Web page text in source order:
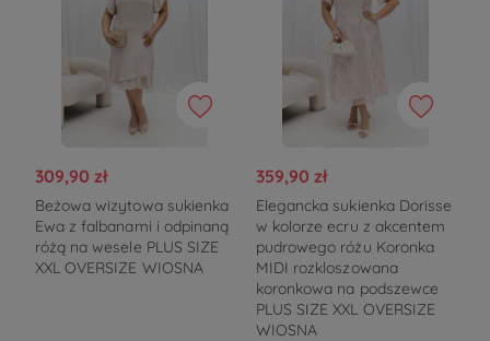
309,90 zł
Beżowa wizytowa sukienka
Ewa z falbanami i odpinaną
różą na wesele PLUS SIZE
XXL OVERSIZE WIOSNA
359,90 zł
Elegancka sukienka Dorisse
w kolorze ecru z akcentem
pudrowego różu Koronka
MIDI rozkloszowana
koronkowa na podszewce
PLUS SIZE XXL OVERSIZE
WIOSNA